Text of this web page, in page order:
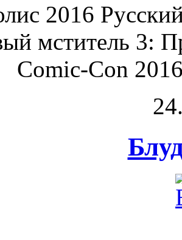
2016
мститель 3:
Comic-Con